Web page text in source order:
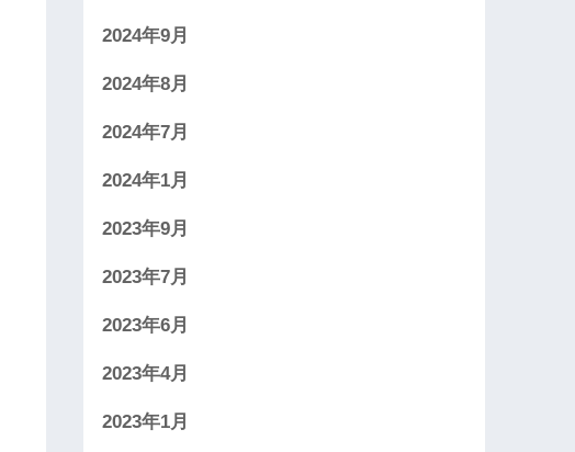
2024年9月
2024年8月
2024年7月
2024年1月
2023年9月
2023年7月
2023年6月
2023年4月
2023年1月